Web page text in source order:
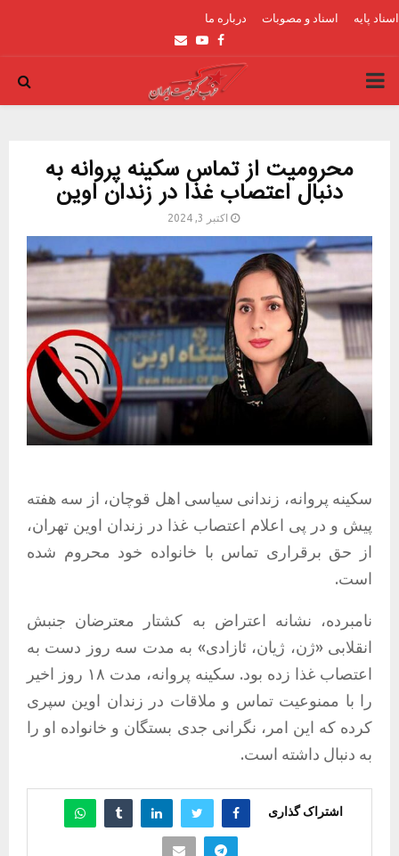
اسناد پایه اسناد و مصوبات درباره ما
Facebook
Youtube
Email
PRIMARY
محرومیت از تماس سکینه پروانه به
دنبال اعتصاب غذا در زندان اوین
اکتبر 3, 2024
سکینه پروانه، زندانی سیاسی اهل قوچان، از سه هفته
پیش و در پی اعلام اعتصاب غذا در زندان اوین تهران،
از حق برقراری تماس با خانواده خود محروم شده
است.
نامبرده، نشانه اعتراض به کشتار معترضان جنبش
انقلابی «ژن، ژیان، ئازادی» به مدت سه روز دست به
اعتصاب غذا زده بود. سکینه پروانه، مدت ١٨ روز اخیر
را با ممنوعیت تماس و ملاقات در زندان اوین سپری
کرده که این امر، نگرانی جدی بستگان و خانواده او را
به دنبال داشته است.
اشتراک گذاری